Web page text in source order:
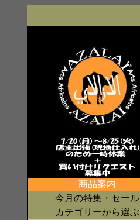
商品案内
今月の特集・セール
カテゴリーから選ぶ